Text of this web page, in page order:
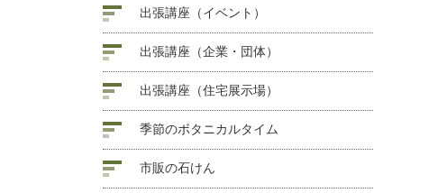
出張講座（イベント）
出張講座（企業・団体）
出張講座（住宅展示場）
季節のボタニカルタイム
市販の石けん